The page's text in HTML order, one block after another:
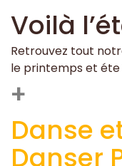
Voilà
Retrouvez tout
le printemps et éte
+
Danse
Danser